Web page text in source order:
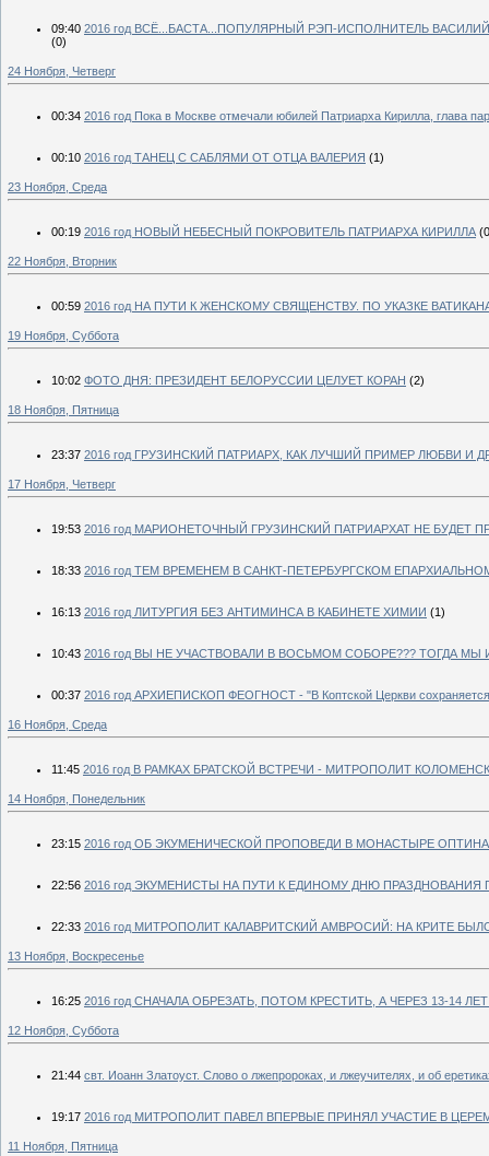
09:40 2016 год ВСЁ...БАСТА...ПОПУЛЯРНЫЙ РЭП-ИСПОЛНИТЕЛЬ
(0)
24 Ноября, Четверг
00:34 2016 год Пока в Москве отмечали юбилей Патриарха Кирилла, глава
00:10 2016 год ТАНЕЦ С САБЛЯМИ ОТ ОТЦА ВАЛЕРИЯ (1)
23 Ноября, Среда
00:19 2016 год НОВЫЙ НЕБЕСНЫЙ ПОКРОВИТЕЛЬ ПАТРИАРХА КИРИЛЛА
22 Ноября, Вторник
00:59 2016 год НА ПУТИ К ЖЕНСКОМУ СВЯЩЕНСТВУ. ПО УКАЗКЕ
19 Ноября, Суббота
10:02 ФОТО ДНЯ: ПРЕЗИДЕНТ БЕЛОРУССИИ ЦЕЛУЕТ КОРАН (2)
18 Ноября, Пятница
23:37 2016 год ГРУЗИНСКИЙ ПАТРИАРХ, КАК ЛУЧШИЙ ПРИМЕР ЛЮБВИ И
17 Ноября, Четверг
19:53 2016 год МАРИОНЕТОЧНЫЙ ГРУЗИНСКИЙ ПАТРИАРХАТ НЕ
18:33 2016 год ТЕМ ВРЕМЕНЕМ В САНКТ-ПЕТЕРБУРГСКОМ
16:13 2016 год ЛИТУРГИЯ БЕЗ АНТИМИНСА В КАБИНЕТЕ ХИМИИ (1)
10:43 2016 год ВЫ НЕ УЧАСТВОВАЛИ В ВОСЬМОМ СОБОРЕ??? ТОГДА МЫ
00:37 2016 год АРХИЕПИСКОП ФЕОГНОСТ - "В Коптской Церкви сохраняется
16 Ноября, Среда
11:45 2016 год В РАМКАХ БРАТСКОЙ ВСТРЕЧИ - МИТРОПОЛИТ
14 Ноября, Понедельник
23:15 2016 год ОБ ЭКУМЕНИЧЕСКОЙ ПРОПОВЕДИ В МОНАСТЫРЕ
22:56 2016 год ЭКУМЕНИСТЫ НА ПУТИ К ЕДИНОМУ ДНЮ
22:33 2016 год МИТРОПОЛИТ КАЛАВРИТСКИЙ АМВРОСИЙ: НА КРИТЕ
13 Ноября, Воскресенье
16:25 2016 год СНАЧАЛА ОБРЕЗАТЬ, ПОТОМ КРЕСТИТЬ, А ЧЕРЕЗ 13-14
12 Ноября, Суббота
21:44 свт. Иоанн Златоуст. Слово о лжепророках, и лжеучителях, и об
19:17 2016 год МИТРОПОЛИТ ПАВЕЛ ВПЕРВЫЕ ПРИНЯЛ УЧАСТИЕ В
11 Ноября, Пятница